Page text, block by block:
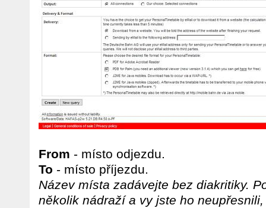
From - místo odjezdu.
To - místo příjezdu.
Název místa zadávejte bez diakritiky.
několik nádraží a vy jste ho